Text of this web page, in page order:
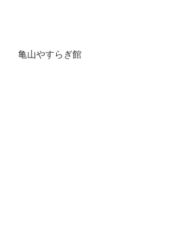
亀山やすらぎ館